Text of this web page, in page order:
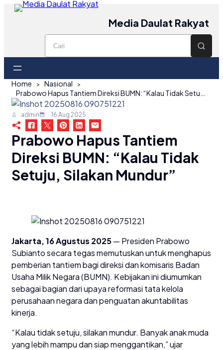
Media Daulat Rakyat
Home
Nasional
admin 16 Aug 2025
Prabowo Hapus Tantiem
Direksi BUMN: “Kalau Tidak
Setuju, Silakan Mundur”
Jakarta, 16 Agustus 2025— Presiden Prabowo
Subianto secara tegas memutuskan untuk menghapus
pemberian tantiem bagi direksi dan komisaris Badan
Usaha Milik Negara (BUMN). Kebijakan ini diumumkan
sebagai bagian dari upaya reformasi tata kelola
perusahaan negara dan penguatan akuntabilitas
kinerja.
“Kalau tidak setuju, silakan mundur. Banyak anak muda
yang lebih mampu dan siap menggantikan,” ujar